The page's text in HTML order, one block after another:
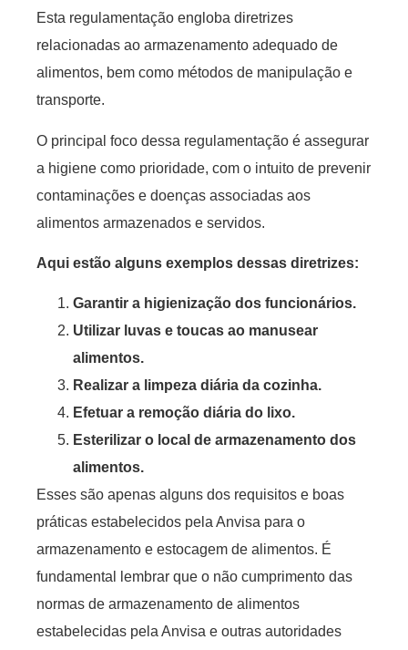
Esta regulamentação engloba diretrizes
relacionadas ao armazenamento adequado de
alimentos, bem como métodos de manipulação e
transporte.
O principal foco dessa regulamentação é assegurar
a higiene como prioridade, com o intuito de prevenir
contaminações e doenças associadas aos
alimentos armazenados e servidos.
Aqui estão alguns exemplos dessas diretrizes:
Garantir a higienização dos funcionários.
Utilizar luvas e toucas ao manusear
alimentos.
Realizar a limpeza diária da cozinha.
Efetuar a remoção diária do lixo.
Esterilizar o local de armazenamento dos
alimentos.
Esses são apenas alguns dos requisitos e boas
práticas estabelecidos pela Anvisa para o
armazenamento e estocagem de alimentos. É
fundamental lembrar que o não cumprimento das
normas de armazenamento de alimentos
estabelecidas pela Anvisa e outras autoridades